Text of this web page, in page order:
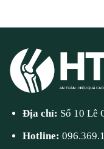
Địa chỉ: Số 10 Lê
Hotline: